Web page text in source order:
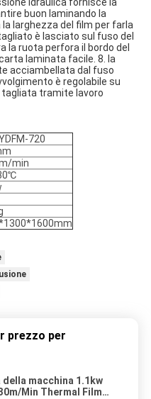
idraulica fornisce la
buon laminando la
larghezza del film per farla
è lasciato sul fuso del
la ruota perfora il bordo del
laminata facile. 8. la
acciambellata dal fuso
è regolabile su
tramite lavoro
720
min
prezzo per
della macchina 1.1kw
Min Thermal Film